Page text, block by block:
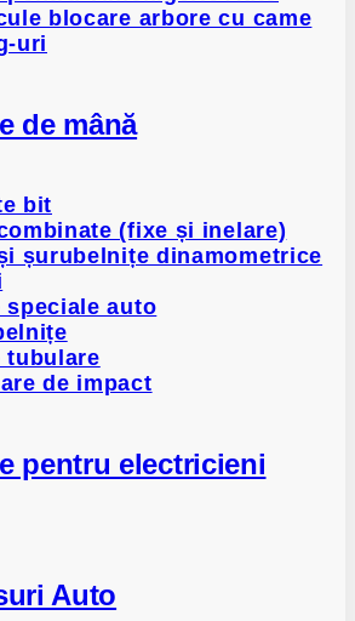
blocare arbore cu came
uri
de mână
bit
(fixe și inelare)
șurubelnițe dinamometrice
speciale auto
tubulare
de impact
pentru electricieni
Auto